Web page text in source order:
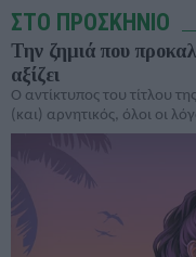
ΣΤΟ ΠΡΟΣΚΗΝΙΟ
Την ζημιά που
αξίζει
Ο αντίκτυπος του τίτλου
(και) αρνητικός, όλοι οι